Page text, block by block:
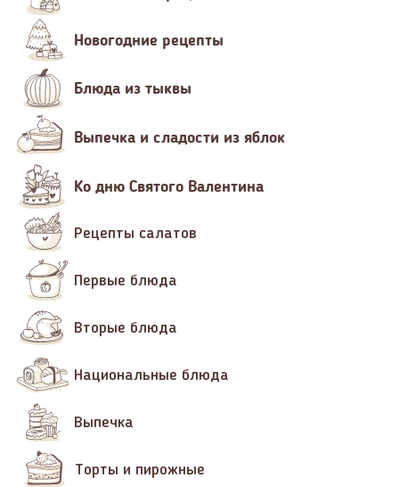
Новогодние рецепты
Блюда из тыквы
Выпечка и сладости из яблок
Ко дню Святого Валентина
Рецепты салатов
Первые блюда
Вторые блюда
Национальные блюда
Выпечка
Торты и пирожные